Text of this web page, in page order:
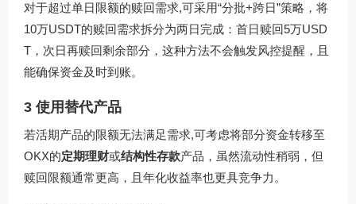
对于超过单日限额的赎回需求,可采用“分批+跨日”策略，将
10万USDT的赎回需求拆分为两日完成：首日赎回5万USD
T，次日再赎回剩余部分，这种方法不会触发风控提醒，且
能确保资金及时到账。
3 使用替代产品
若活期产品的限额无法满足需求,可考虑将部分资金转移至
OKX的定期理财或结构性存款产品，虽然流动性稍弱，但
赎回限额通常更高，且年化收益率也更具竞争力。